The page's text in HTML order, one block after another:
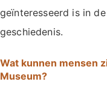
geïnteresseerd is in
geschiedenis.
Wat kunnen mensen
Museum?